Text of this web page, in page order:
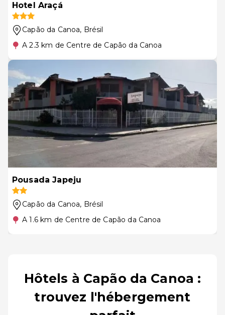
Hotel Araçá
Capão da Canoa, Brésil
A 2.3 km de Centre de Capão da Canoa
Pousada Japeju
Capão da Canoa, Brésil
A 1.6 km de Centre de Capão da Canoa
Hôtels à Capão da Canoa :
trouvez l'hébergement